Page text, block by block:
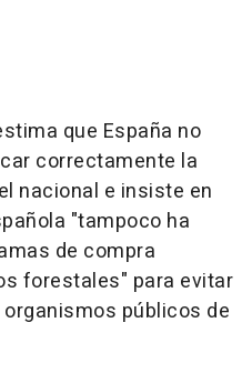
que España no
correctamente la
nacional e insiste en
"tampoco ha
de compra
forestales" para evitar
públicos de